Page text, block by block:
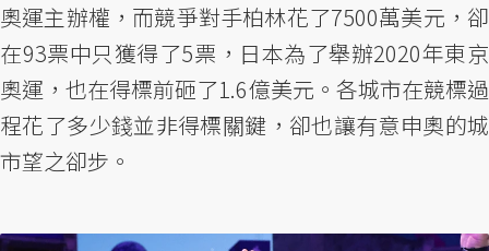
奧運主辦權，而競爭對手柏林花了7500萬美元，卻
在93票中只獲得了5票，日本為了舉辦2020年東京
奧運，也在得標前砸了1.6億美元。各城市在競標過
程花了多少錢並非得標關鍵，卻也讓有意申奧的城
市望之卻步。